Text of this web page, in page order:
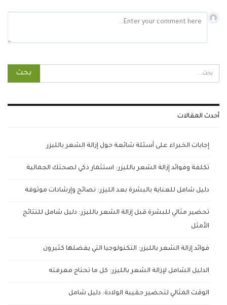
أحدث المقالات
إجابات الخبراء على أسئلة شائعة حول إزالة الشعر بالليزر
تكلفة وفوائد إزالة الشعر بالليزر: استثمار ذكي لصحتك الجمالية
دليل شامل للعناية بالبشرة بعد الليزر: نصائح وإرشادات موثوقة
تحضير مثالي للبشرة قبل إزالة الشعر بالليزر: دليل شامل للنتائج
الأمثل
فوائد إزالة الشعر بالليزر: التكنولوجيا التي يفضلها كثيرون
الدليل الشامل لإزالة الشعر بالليزر: كل ما تحتاج معرفته
الوقت المثالي لتحضير حقيبة الولادة: دليل شامل